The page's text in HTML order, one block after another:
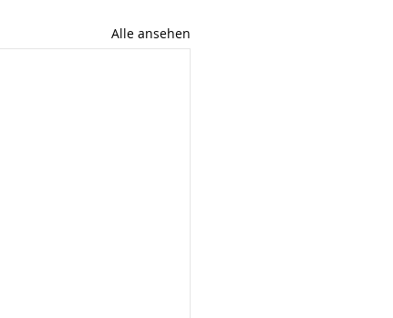
Alle ansehen